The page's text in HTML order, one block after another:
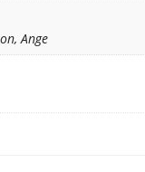
Ange